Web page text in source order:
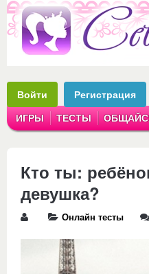
Войти Регистрация
ИГРЫ ТЕСТЫ
Кто ты:
девушка?
Онлайн тесты